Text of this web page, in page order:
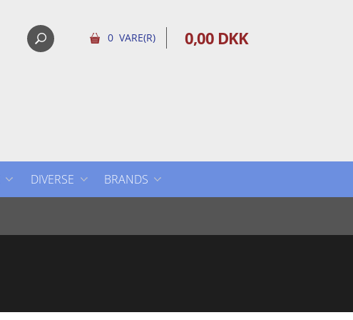
0 VARE(R) 0,00 DKK
DIVERSE BRANDS
EQUISTRO